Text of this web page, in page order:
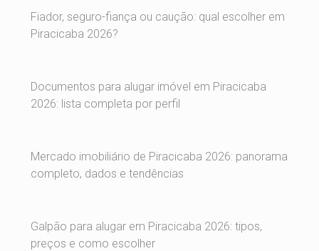
Fiador, seguro-fiança ou caução: qual escolher em
Piracicaba 2026?
Documentos para alugar imóvel em Piracicaba
2026: lista completa por perfil
Mercado imobiliário de Piracicaba 2026: panorama
completo, dados e tendências
Galpão para alugar em Piracicaba 2026: tipos,
preços e como escolher